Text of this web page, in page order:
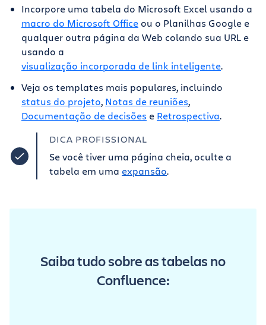
Incorpore uma tabela do Microsoft Excel usando a
macro do Microsoft Office ou o Planilhas Google e
qualquer outra página da Web colando sua URL e
usando a
visualização incorporada de link inteligente.
Veja os templates mais populares, incluindo
status do projeto, Notas de reuniões,
Documentação de decisões e Retrospectiva.
DICA PROFISSIONAL
Se você tiver uma página cheia, oculte a
tabela em uma expansão.
Saiba tudo sobre as tabelas no
Confluence: